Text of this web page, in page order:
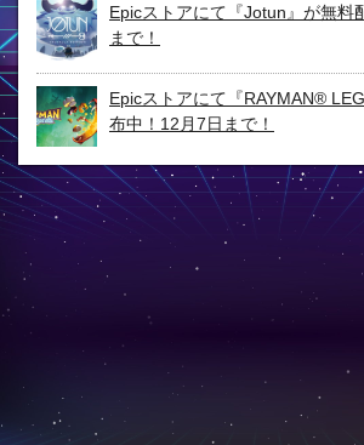
Epicストアにて『Jotun』が無料
まで！
Epicストアにて『RAYMAN®
布中！12月7日まで！